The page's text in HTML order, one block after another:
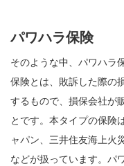
パワハラ保険
そのような中、パワハラ
保険とは、敗訴した際の
するもので、損保会社が
とです。本タイプの保険
ャパン、三井住友海上火
などが扱っています。パ